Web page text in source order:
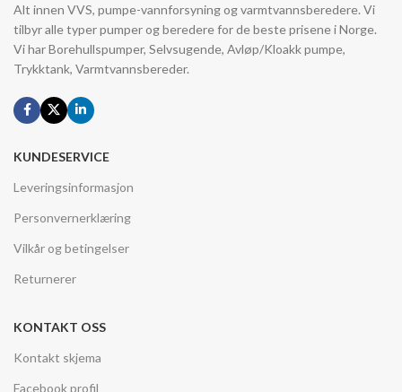
Alt innen VVS, pumpe-vannforsyning og varmtvannsberedere. Vi
tilbyr alle typer pumper og beredere for de beste prisene i Norge.
Vi har Borehullspumper, Selvsugende, Avløp/Kloakk pumpe,
Trykktank, Varmtvannsbereder.
KUNDESERVICE
Leveringsinformasjon
Personvernerklæring
Vilkår og betingelser
Returnerer
KONTAKT OSS
Kontakt skjema
Facebook profil